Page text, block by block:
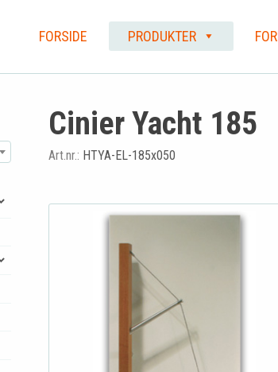
FORSIDE PRODUKTER
Cinier Yacht 185
Art.nr.: HTYA-EL-185x050